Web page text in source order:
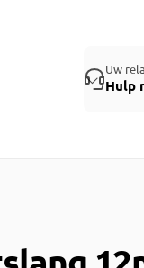
Uw
Hulp